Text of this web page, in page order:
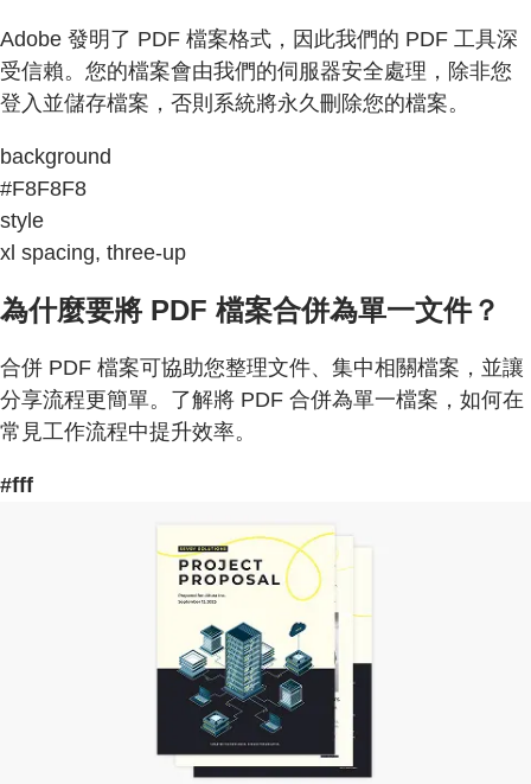
Adobe 發明了 PDF 檔案格式，因此我們的 PDF 工具深
受信賴。您的檔案會由我們的伺服器安全處理，除非您
登入並儲存檔案，否則系統將永久刪除您的檔案。
background
#F8F8F8
style
xl spacing, three-up
為什麼要將 PDF 檔案合併為單一文件？
合併 PDF 檔案可協助您整理文件、集中相關檔案，並讓
分享流程更簡單。了解將 PDF 合併為單一檔案，如何在
常見工作流程中提升效率。
#fff